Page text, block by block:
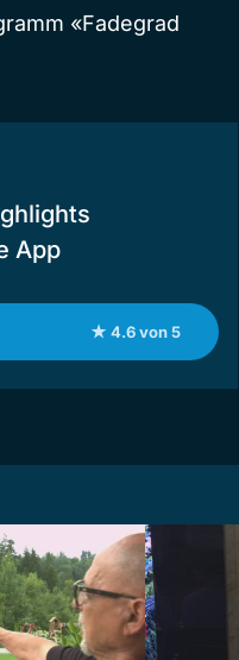
«Fadegrad
App
★ 4.6 von 5